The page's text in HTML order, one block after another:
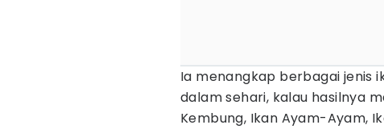
Ia menangkap berbagai jenis
dalam sehari, kalau hasilnya
Kembung, Ikan Ayam-Ayam,